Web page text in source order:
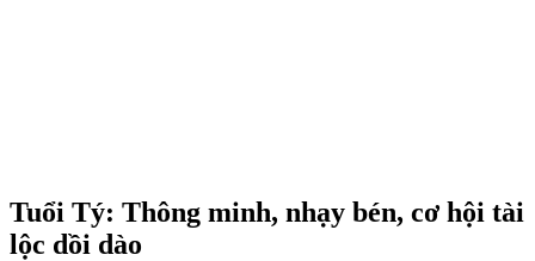
Tuổi Tý: Thông minh, nhạy bén, cơ hội tài
lộc dồi dào